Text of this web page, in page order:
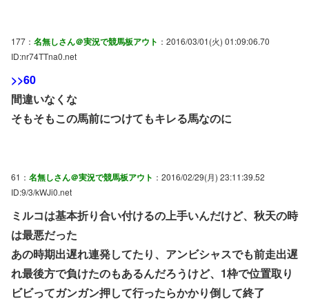
177： 名無しさん＠実況で競馬板アウト ：2016/03/01(火) 01:09:06.70
ID:nr74TTna0.net
>>60
間違いなくな
そもそもこの馬前につけてもキレる馬なのに
61： 名無しさん＠実況で競馬板アウト ：2016/02/29(月) 23:11:39.52
ID:9/3/kWJi0.net
ミルコは基本折り合い付けるの上手いんだけど、秋天の時
は最悪だった
あの時期出遅れ連発してたり、アンビシャスでも前走出遅
れ最後方で負けたのもあるんだろうけど、1枠で位置取り
ビビってガンガン押して行ったらかかり倒して終了